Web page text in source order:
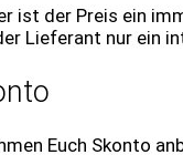
ist der Preis ein
Lieferant nur ein
Euch Skonto